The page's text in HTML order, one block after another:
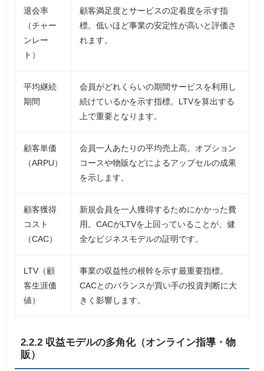
退会率
（チャー
ンレー
ト）
顧客満足度とサービスの定着度を示す指
標。低いほど事業の安定性が高いと評価さ
れます。
平均継続
期間
会員がどれくらいの期間サービスを利用し
続けているかを示す指標。LTVを算出する
上で重要となります。
顧客単価
（ARPU）
会員一人あたりの平均売上高。オプション
コースや物販などによるアップセルの成果
を示します。
顧客獲得
コスト
（CAC）
新規会員を一人獲得するためにかかった費
用。CACがLTVを上回っていることが、健
全なビジネスモデルの証明です。
LTV（顧
客生涯価
値）
事業の収益性の根幹を示す最重要指標。
CACとのバランスが買い手の投資判断に大
きく影響します。
2.2.2 収益モデルの多角化（オンライン指導・物
販）